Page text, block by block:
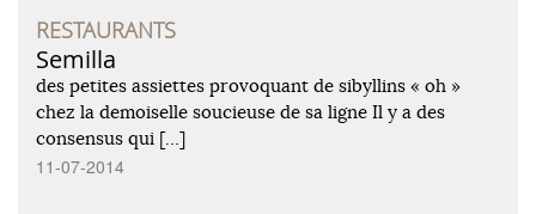
RESTAURANTS
Semilla
des petites assiettes provoquant de sibyllins « oh »
chez la demoiselle soucieuse de sa ligne Il y a des
consensus qui […]
11-07-2014